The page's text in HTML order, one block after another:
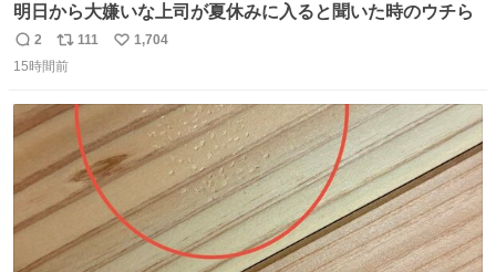
明日から大嫌いな上司が夏休みに入ると聞いた時のウチら
返
信
2
リ
ポ
ト
111
い
1,704
15時間前